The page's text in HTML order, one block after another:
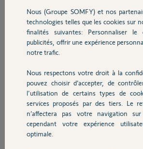
Sécurité
Domotique
Chauffage
Autres produits
moteur bubendorff, je vous partage les photos
Pensez-vous qu'il existe un modèle compatible?
Nous (Groupe SOMFY) et nos
technologies telles que les cookies sur
finalités suivantes: Personnaliser
publicités, offrir une expérience
notre trafic.
Nous respectons votre droit à la
pouvez choisir d’accepter, de
l'utilisation de certains types de
services proposés par des tiers. Le
n’affectera pas votre navigation
cependant votre expérience
optimale.